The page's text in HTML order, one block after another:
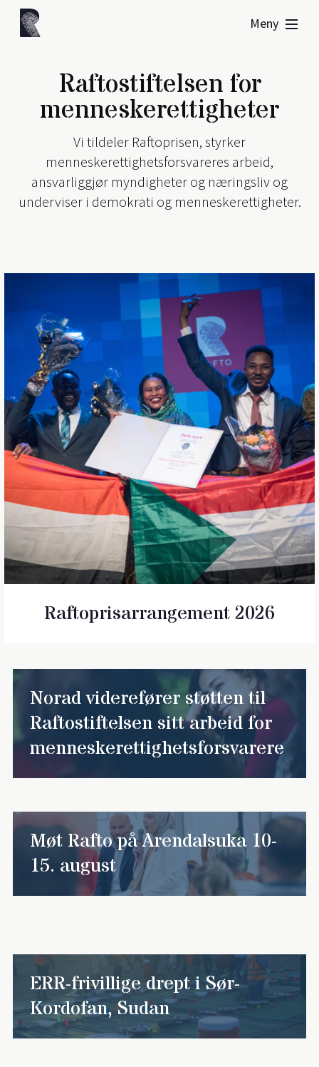
Meny
Raftostiftelsen for
menneskerettigheter
Vi tildeler Raftoprisen, styrker
menneskerettighetsforsvareres arbeid,
ansvarliggjør myndigheter og næringsliv og
underviser i demokrati og menneskerettigheter.
Raftoprisarrangement 2026
Norad viderefører støtten til
Raftostiftelsen sitt arbeid for
menneskerettighetsforsvarere
Møt Rafto på Arendalsuka 10-
15. august
ERR-frivillige drept i Sør-
Kordofan, Sudan